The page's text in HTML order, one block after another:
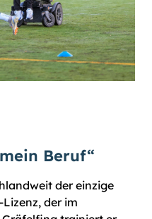
Beruf“
der einzige
der im